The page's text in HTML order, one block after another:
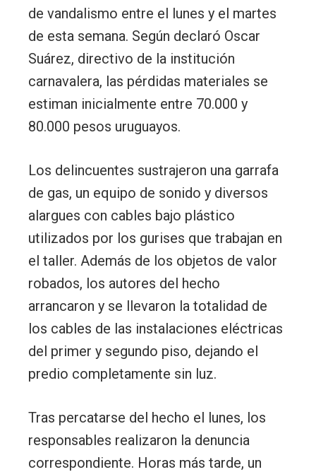
de vandalismo entre el lunes y el martes
de esta semana. Según declaró Oscar
Suárez, directivo de la institución
carnavalera, las pérdidas materiales se
estiman inicialmente entre 70.000 y
80.000 pesos uruguayos.
Los delincuentes sustrajeron una garrafa
de gas, un equipo de sonido y diversos
alargues con cables bajo plástico
utilizados por los gurises que trabajan en
el taller. Además de los objetos de valor
robados, los autores del hecho
arrancaron y se llevaron la totalidad de
los cables de las instalaciones eléctricas
del primer y segundo piso, dejando el
predio completamente sin luz.
Tras percatarse del hecho el lunes, los
responsables realizaron la denuncia
correspondiente. Horas más tarde, un